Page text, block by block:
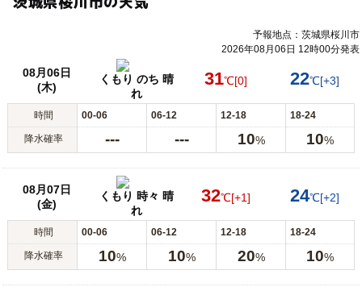
予報地点：茨城県桜川市
2026年08月06日 12時00分発表
08月06日
(木)
くもり のち 晴
れ
31℃[0] 22℃[+3]
時間 00-06 06-12 12-18 18-24
降水確率 --- --- 10% 10%
08月07日
(金)
くもり 時々 晴
れ
32℃[+1] 24℃[+2]
時間 00-06 06-12 12-18 18-24
降水確率 10% 10% 20% 10%